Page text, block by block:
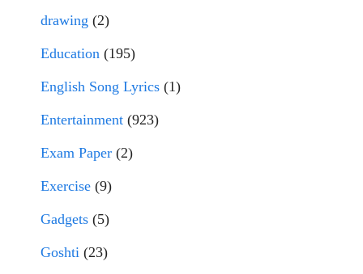
drawing (2)
Education (195)
English Song Lyrics (1)
Entertainment (923)
Exam Paper (2)
Exercise (9)
Gadgets (5)
Goshti (23)